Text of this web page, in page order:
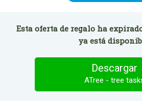
Esta oferta de regalo ha
ya está
Descargar
ATree - tree